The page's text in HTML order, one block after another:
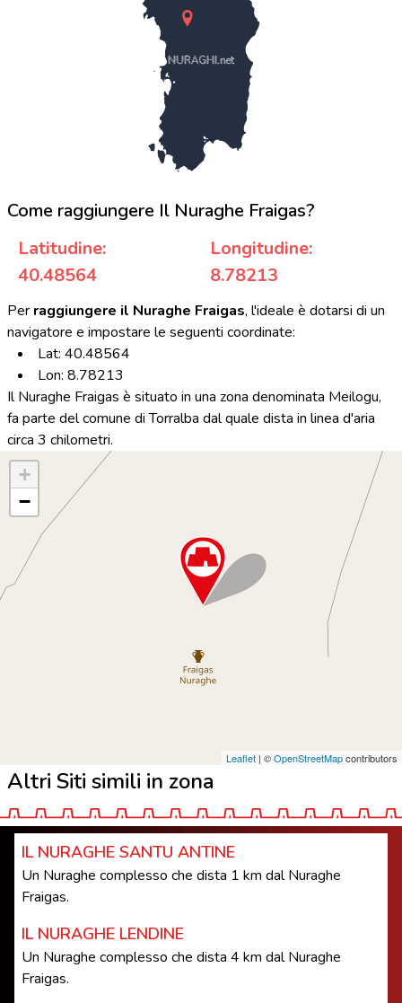
NURAGHI.net
Come raggiungere Il Nuraghe Fraigas?
Latitudine:
40.48564
Longitudine:
8.78213
Per raggiungere il Nuraghe Fraigas, l'ideale è dotarsi di un
navigatore e impostare le seguenti coordinate:
Lat: 40.48564
Lon: 8.78213
Il Nuraghe Fraigas è situato in una zona denominata Meilogu,
fa parte del comune di Torralba dal quale dista in linea d'aria
circa 3 chilometri.
+
−
Leaflet | ©OpenStreetMapcontributors
Altri Siti simili in zona
IL NURAGHE SANTU ANTINE
Un Nuraghe complesso che dista 1 km dal Nuraghe
Fraigas.
IL NURAGHE LENDINE
Un Nuraghe complesso che dista 4 km dal Nuraghe
Fraigas.